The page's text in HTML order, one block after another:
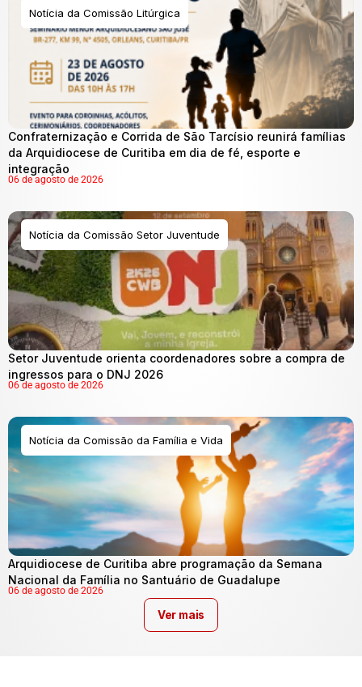
Notícia da Comissão Litúrgica
Confraternização e Corrida de São Tarcísio reunirá famílias
da Arquidiocese de Curitiba em dia de fé, esporte e
integração
06 de agosto de 2026
Notícia da Comissão Setor Juventude
Setor Juventude orienta coordenadores sobre a compra de
ingressos para o DNJ 2026
06 de agosto de 2026
Notícia da Comissão da Família e Vida
Arquidiocese de Curitiba abre programação da Semana
Nacional da Família no Santuário de Guadalupe
06 de agosto de 2026
Ver mais